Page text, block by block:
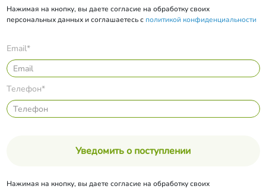
Нажимая на кнопку, вы даете согласие на обработку своих
персональных данных и соглашаетесь с политикой конфиденциальности
Email*
Телефон*
Уведомить о поступлении
Нажимая на кнопку, вы даете согласие на обработку своих